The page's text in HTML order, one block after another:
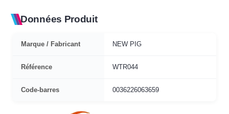
Données Produit
Marque / Fabricant NEW PIG
Référence WTR044
Code-barres 0036226063659